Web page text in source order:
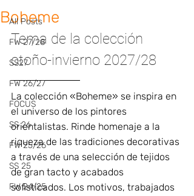
All Posts
FW 27/28
SS27
FW 26/27
FOCUS
SS 26
FW 25/26
SS 25
FW 24/25
Boheme
Tema de la colección
otoño-invierno 2027/28
La colección «Boheme» se inspira en
el universo de los pintores
orientalistas. Rinde homenaje a la
riqueza de las tradiciones decorativas
a través de una selección de tejidos
de gran tacto y acabados
sofisticados. Los motivos, trabajados